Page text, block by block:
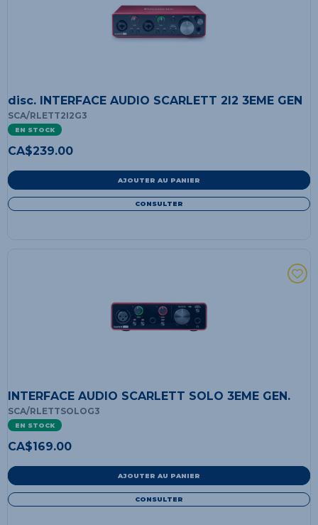
disc. INTERFACE AUDIO SCARLETT 2I2 3EME GEN
SCA/RLETT2I2G3
EN STOCK
CA$239.00
AJOUTER AU PANIER
CONSULTER
INTERFACE AUDIO SCARLETT SOLO 3EME GEN.
SCA/RLETTSOLOG3
EN STOCK
CA$169.00
AJOUTER AU PANIER
CONSULTER